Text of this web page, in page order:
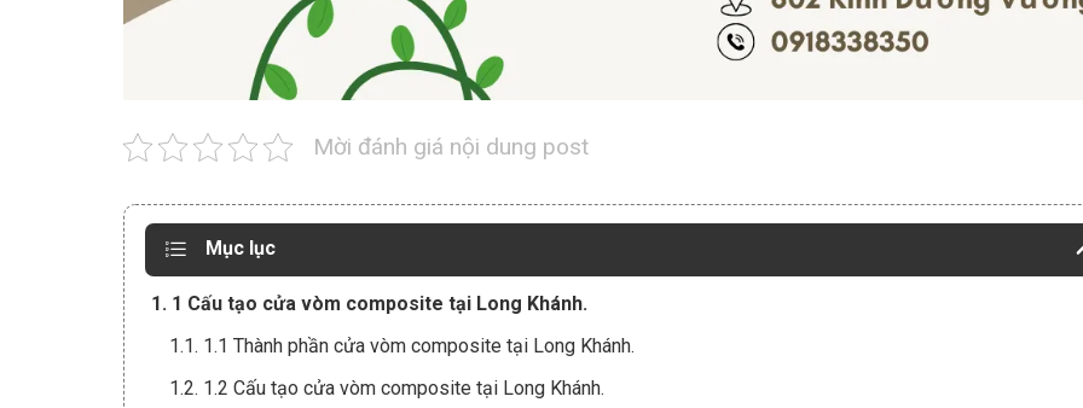
Mời đánh giá nội dung post
Mục lục
1. 1 Cấu tạo cửa vòm composite tại Long Khánh.
1.1. 1.1 Thành phần cửa vòm composite tại Long Khánh.
1.2. 1.2 Cấu tạo cửa vòm composite tại Long Khánh.